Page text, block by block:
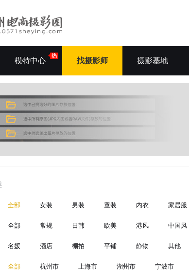
模特中心 找摄影师 摄影基地
全部 女装 男装 童装 内衣 家居服
全部 常规 日韩 欧美 港风 中国风
名媛 酒店 棚拍 平铺 静物 其他
全部 杭州市 上海市 湖州市 宁波市